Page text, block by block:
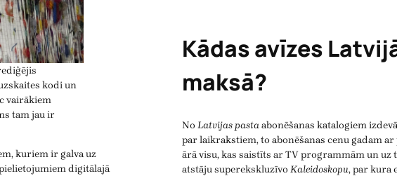
kodi un
vairākiem
tam jau ir
kuriem ir galva uz
digitālajā
Kādas avīzes
maksā?
NoLatvijas pastaabonēšanas katalogiem
par laikrakstiem, to abonēšanas cenu gadam
ārā visu, kas saistīts ar TV programmām un uz
atstāju superekskluzīvoKaleidoskopu, par kura